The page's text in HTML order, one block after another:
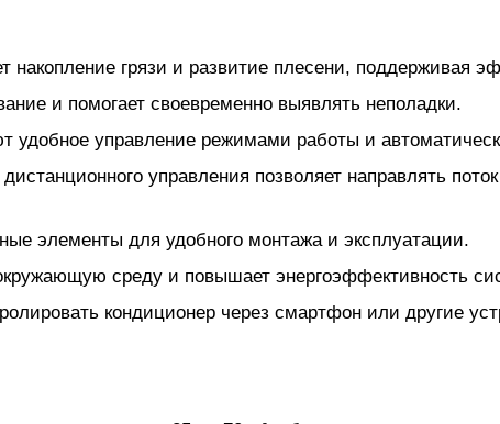
накопление грязи и развитие плесени, поддерживая
и помогает своевременно выявлять неполадки.
удобное управление режимами работы и
управления позволяет направлять
элементы для удобного монтажа и эксплуатации.
среду и повышает энергоэффективность
кондиционер через смартфон или другие